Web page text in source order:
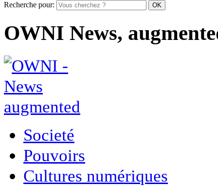
Recherche pour:
OWNI News,
Societé
Pouvoirs
Cultures numériques